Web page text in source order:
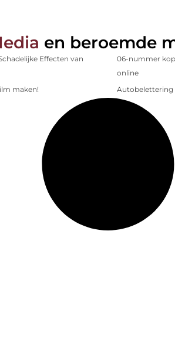
en beroemde
Effecten van
06-nummer
online
maken! Autobelettering